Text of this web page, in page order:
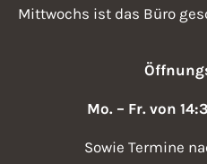
Mittwochs ist das Büro
Mo. – Fr. von
Sowie Termine